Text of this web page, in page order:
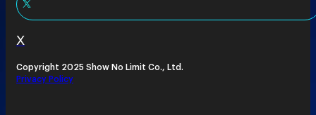
X
Copyright 2025 Show No Limit Co., Ltd.
Privacy Policy